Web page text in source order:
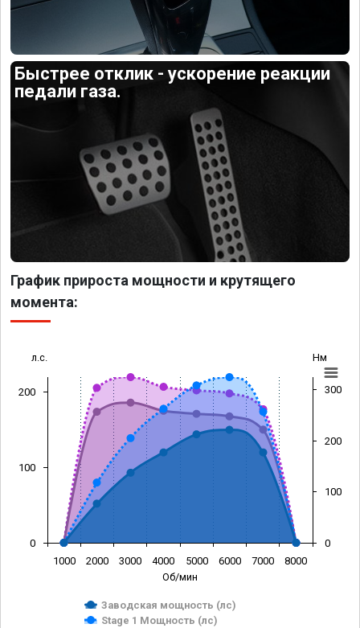
Быстрее отклик - ускорение реакции
педали газа.
График прироста мощности и крутящего
момента:
Об/мин
л.с. Нм
Заводская мощность (лс)
Stage 1 Мощность (лс)
1000 2000 3000 4000 5000 6000 7000 8000
0
100
200
0
100
200
300